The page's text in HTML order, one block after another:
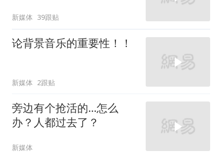
新媒体 39跟贴
论背景音乐的重要性！！
新媒体 2跟贴
旁边有个抢活的…怎么
办？人都过去了？
新媒体